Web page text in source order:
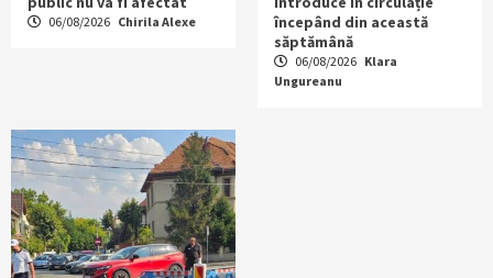
06/08/2026 Chirila Alexe
începând din această
săptămână
06/08/2026 Klara
Ungureanu